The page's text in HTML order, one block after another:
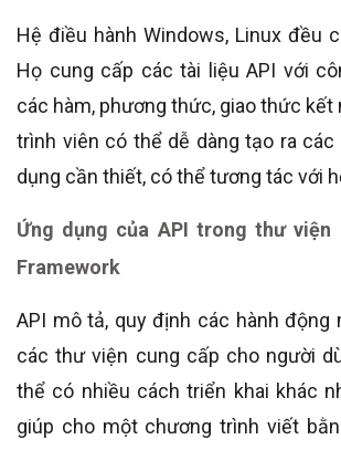
Hệ điều hành Windows, Linux đều
Họ cung cấp các tài liệu API với
các hàm, phương thức, giao thức kết
trình viên có thể dễ dàng tạo ra
dụng cần thiết, có thể tương tác với
Ứng dụng của API trong thư viện
Framework
API mô tả, quy định các hành động
các thư viện cung cấp cho người
thể có nhiều cách triển khai khác
giúp cho một chương trình viết